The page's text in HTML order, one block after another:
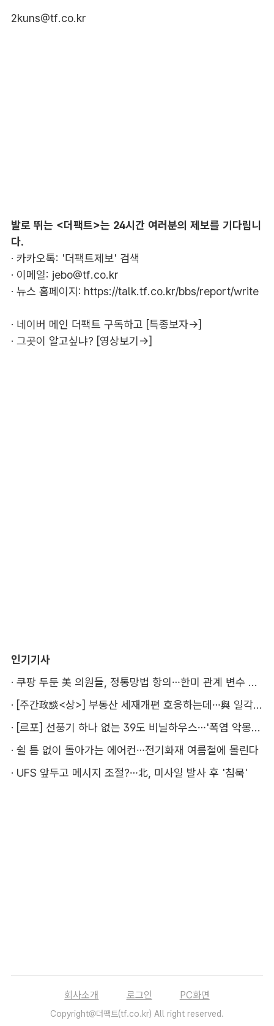
2kuns@tf.co.kr
발로 뛰는 <더팩트>는 24시간 여러분의 제보를 기다립니
다.
· 카카오톡: '더팩트제보' 검색
· 이메일: jebo@tf.co.kr
· 뉴스 홈페이지: https://talk.tf.co.kr/bbs/report/write
· 네이버 메인 더팩트 구독하고 [특종보자→]
· 그곳이 알고싶냐? [영상보기→]
인기기사
·
쿠팡 두둔 美 의원들, 정통망법 항의…한미 관계 변수 될까
·
[주간政談<상>] 부동산 세재개편 호응하는데…與 일각의 속내
·
[르포] 선풍기 하나 없는 39도 비닐하우스…'폭염 악몽' 꾸는 이주노동자
· 쉴 틈 없이 돌아가는 에어컨…전기화재 여름철에 몰린다
· UFS 앞두고 메시지 조절?…北, 미사일 발사 후 '침묵'
회사소개 로그인 PC화면
Copyright@더팩트(tf.co.kr) All right reserved.